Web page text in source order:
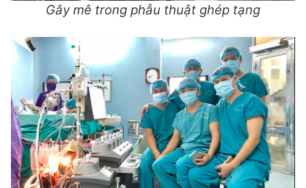
Gây mê trong phẫu thuật ghép tạng